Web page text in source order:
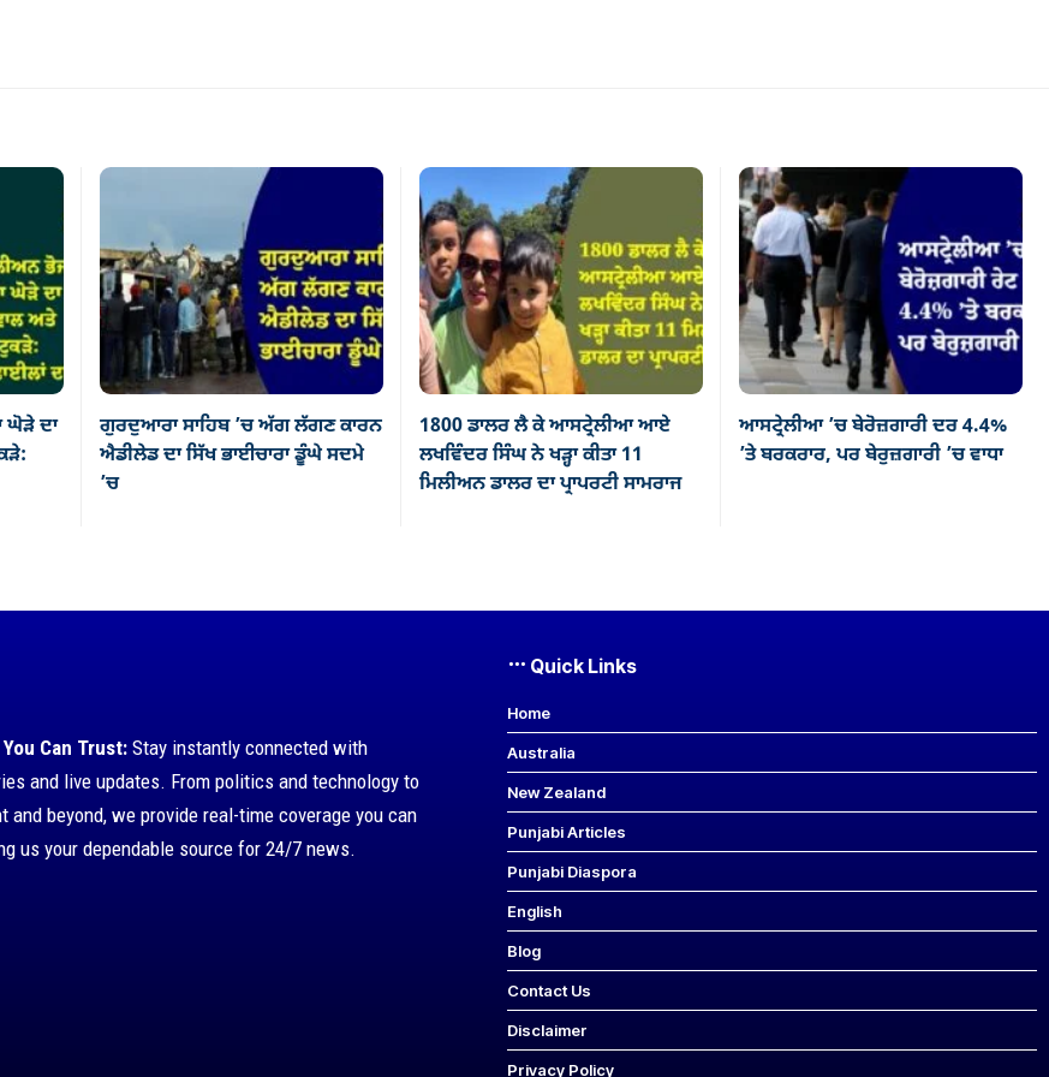
ਘੋੜੇ ਦਾ
ਗੁਰਦੁਆਰਾ ਸਾਹਿਬ ’ਚ ਅੱਗ ਲੱਗਣ ਕਾਰਨ
ਐਡੀਲੇਡ ਦਾ ਸਿੱਖ ਭਾਈਚਾਰਾ ਡੂੰਘੇ ਸਦਮੇ
’ਚ
1800 ਡਾਲਰ ਲੈ ਕੇ ਆਸਟ੍ਰੇਲੀਆ ਆਏ
ਲਖਵਿੰਦਰ ਸਿੰਘ ਨੇ ਖੜ੍ਹਾ ਕੀਤਾ 11
ਮਿਲੀਅਨ ਡਾਲਰ ਦਾ ਪ੍ਰਾਪਰਟੀ ਸਾਮਰਾਜ
ਆਸਟ੍ਰੇਲੀਆ ’ਚ ਬੇਰੋਜ਼ਗਾਰੀ ਦਰ 4.4%
’ਤੇ ਬਰਕਰਾਰ, ਪਰ ਬੇਰੁਜ਼ਗਾਰੀ ’ਚ ਵਾਧਾ
Can Trust: Stay instantly connected with
and live updates. From politics and technology to
and beyond, we provide real-time coverage you can
us your dependable source for 24/7 news.
Quick Links
Home
Australia
New Zealand
Punjabi Articles
Punjabi Diaspora
English
Blog
Contact Us
Disclaimer
Privacy Policy